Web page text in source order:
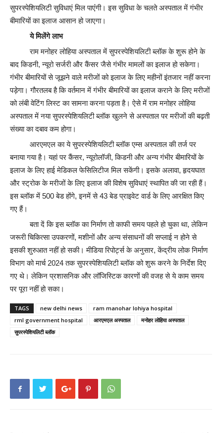
सुपरस्पेशियलिटी सुविधाएं मिल पाएंंगी। इस सुविधा के चलते अस्पताल में गंभीर
बीमारियों का इलाज आसान हो जाएगा।
ये मिलेंगे लाभ
राम मनोहर लोहिया अस्पताल में सुपरस्पेशियलिटी ब्लॉक के शुरू होने के
बाद किडनी, न्यूरो सर्जरी और कैंसर जैसे गंभीर मामलों का इलाज हो सकेगा।
गंभीर बीमारियों से जूझने वाले मरीजों को इलाज के लिए महीनों इंतजार नहीं करना
पड़ेगा। गौरतलब है कि वर्तमान में गंभीर बीमारियों का इलाज कराने के लिए मरीजों
को लंबी वेटिंग लिस्ट का सामना करना पड़ता है। ऐसे में राम मनोहर लोहिया
अस्पताल में नया सुपरस्पेशियलिटी ब्लॉक खुलने से अस्पताल पर मरीजों की बढ़ती
संख्या का दबाव कम होगा।
आरएमएल का ये सुपरस्पेशियलिटी ब्लॉक एम्स अस्पताल की तर्ज पर
बनाया गया है। यहां पर कैंसर, न्यूरोलॉजी, किडनी और अन्य गंभीर बीमारियों के
इलाज के लिए हाई मेडिकल फेसिलिटीज मिल सकेंगी। इसके अलावा, हृदयघात
और स्ट्रोक के मरीजों के लिए इलाज की विशेष सुविधाएं स्थापित की जा रही हैं।
इस ब्लॉक में 500 बेड होंगे, इनमें से 43 बेड प्राइवेट वार्ड के लिए आरक्षित किए
गए हैं।
बता दें कि इस ब्लॉक का निर्माण तो काफी समय पहले हो चुका था, लेकिन
जरूरी चिकित्सा उपकरणों, मशीनों और अन्य संसाधनों की सप्लाई न होने से
इसकी शुरुआत नहीं हो सकी। मीडिया रिपोर्ट्स के अनुसार, केंद्रीय लोक निर्माण
विभाग को मार्च 2024 तक सुपरस्पेशियलिटी ब्लॉक को शुरू करने के निर्देश दिए
गए थे। लेकिन प्रशासनिक और लॉजिस्टिक कारणों की वजह से ये काम समय
पर पूरा नहीं हो सका।
TAGS new delhi news
ram manohar lohiya hospital
rml government hospital
आरएमएल अस्पताल
मनोहर लोहिया अस्पताल
सुपरस्पेशियलिटी ब्लॉक